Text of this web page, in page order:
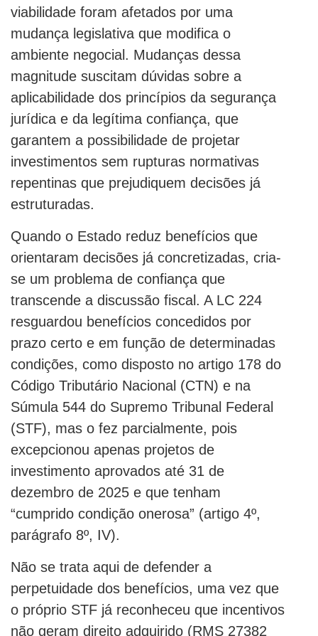
viabilidade foram afetados por uma
mudança legislativa que modifica o
ambiente negocial. Mudanças dessa
magnitude suscitam dúvidas sobre a
aplicabilidade dos princípios da segurança
jurídica e da legítima confiança, que
garantem a possibilidade de projetar
investimentos sem rupturas normativas
repentinas que prejudiquem decisões já
estruturadas.
Quando o Estado reduz benefícios que
orientaram decisões já concretizadas, cria-
se um problema de confiança que
transcende a discussão fiscal. A LC 224
resguardou benefícios concedidos por
prazo certo e em função de determinadas
condições, como disposto no artigo 178 do
Código Tributário Nacional (CTN) e na
Súmula 544 do Supremo Tribunal Federal
(STF), mas o fez parcialmente, pois
excepcionou apenas projetos de
investimento aprovados até 31 de
dezembro de 2025 e que tenham
“cumprido condição onerosa” (artigo 4º,
parágrafo 8º, IV).
Não se trata aqui de defender a
perpetuidade dos benefícios, uma vez que
o próprio STF já reconheceu que incentivos
não geram direito adquirido (RMS 27382